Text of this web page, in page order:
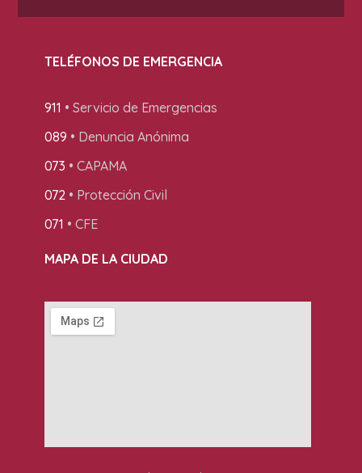
TELÉFONOS DE EMERGENCIA
911 • Servicio de Emergencias
089 • Denuncia Anónima
073 • CAPAMA
072 • Protección Civil
071 • CFE
MAPA DE LA CIUDAD